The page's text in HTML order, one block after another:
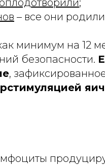
;
– все они
минимум на 12
безопасности.
,